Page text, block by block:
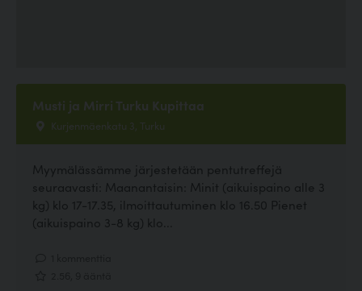
Musti ja Mirri Turku Kupittaa
Kurjenmäenkatu 3, Turku
Myymälässämme järjestetään pentutreffejä
seuraavasti: Maanantaisin: Minit (aikuispaino alle 3
kg) klo 17-17.35, ilmoittautuminen klo 16.50 Pienet
(aikuispaino 3-8 kg) klo...